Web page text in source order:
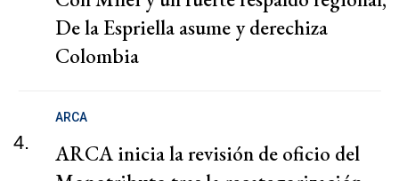
De la Espriella asume y derechiza
Colombia
4.
ARCA
ARCA inicia la revisión de oficio del